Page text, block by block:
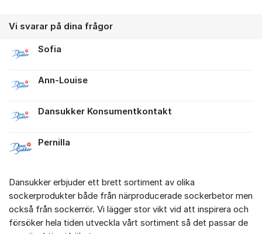
Vi svarar på dina frågor
Sofia
Ann-Louise
Dansukker Konsumentkontakt
Pernilla
Dansukker erbjuder ett brett sortiment av olika
sockerprodukter både från närproducerade sockerbetor men
också från sockerrör. Vi lägger stor vikt vid att inspirera och
försöker hela tiden utveckla vårt sortiment så det passar de